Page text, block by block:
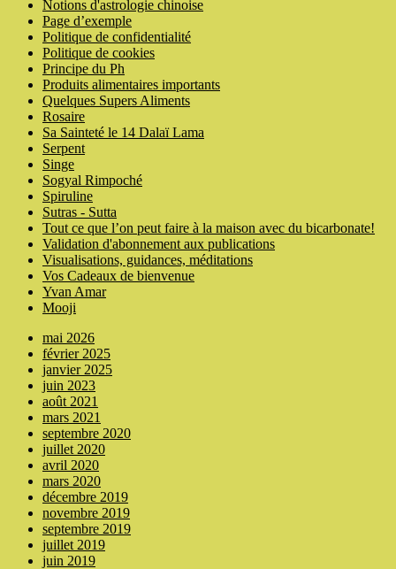
Notions d'astrologie chinoise
Page d’exemple
Politique de confidentialité
Politique de cookies
Principe du Ph
Produits alimentaires importants
Quelques Supers Aliments
Rosaire
Sa Sainteté le 14 Dalaï Lama
Serpent
Singe
Sogyal Rimpoché
Spiruline
Sutras - Sutta
Tout ce que l’on peut faire à la maison avec du bicarbonate!
Validation d'abonnement aux publications
Visualisations, guidances, méditations
Vos Cadeaux de bienvenue
Yvan Amar
Mooji
mai 2026
février 2025
janvier 2025
juin 2023
août 2021
mars 2021
septembre 2020
juillet 2020
avril 2020
mars 2020
décembre 2019
novembre 2019
septembre 2019
juillet 2019
juin 2019